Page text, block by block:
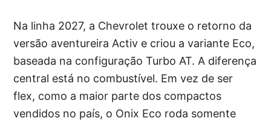
Na linha 2027, a Chevrolet trouxe o retorno da
versão aventureira Activ e criou a variante Eco,
baseada na configuração Turbo AT. A diferença
central está no combustível. Em vez de ser
flex, como a maior parte dos compactos
vendidos no país, o Onix Eco roda somente